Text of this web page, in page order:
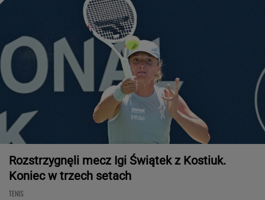
Rozstrzygnęli mecz Igi Świątek z Kostiuk.
Koniec w trzech setach
TENIS